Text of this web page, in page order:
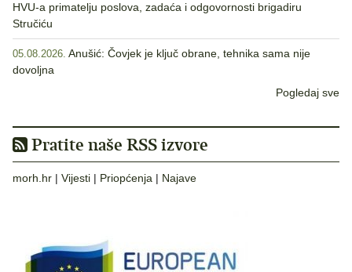
HVU-a primatelju poslova, zadaća i odgovornosti brigadiru
Stručiću
05.08.2026. Anušić: Čovjek je ključ obrane, tehnika sama nije
dovoljna
Pogledaj sve
Pratite naše RSS izvore
morh.hr | Vijesti | Priopćenja | Najave